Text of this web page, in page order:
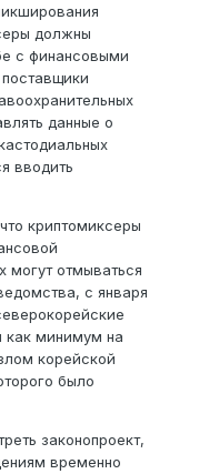
должны
с финансовыми
данные о
вводить
криптомиксеры
могут отмываться
с января
как минимум на
корейской
было
законопроект,
временно